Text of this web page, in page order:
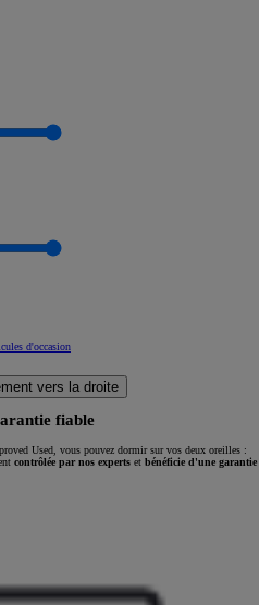
d'occasion
vers la droite
fiable
Used, vous pouvez dormir sur vos deux oreilles :
contrôlée par nos experts et bénéficie d'une garantie